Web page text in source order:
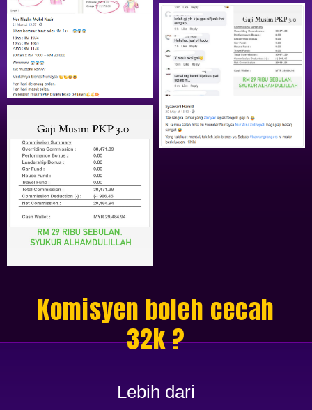
Komisyen boleh cecah
32k ?
Lebih dari